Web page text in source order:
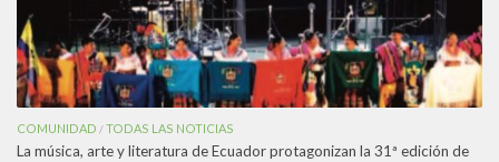
COMUNIDAD /TODAS LAS NOTICIAS
La música, arte y literatura de Ecuador protagonizan la 31ª edición de